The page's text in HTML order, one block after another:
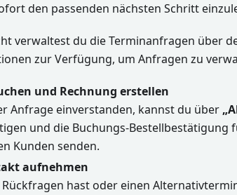
den passenden nächsten Schritt
verwaltest du die Terminanfragen über
zur Verfügung, um Anfragen zu
und Rechnung erstellen
Anfrage einverstanden, kannst du über
und die Buchungs-Bestellbestätigung
Kunden senden.
aufnehmen
Rückfragen hast oder einen